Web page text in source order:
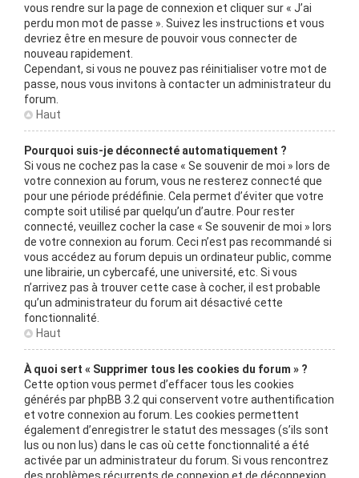
vous rendre sur la page de connexion et cliquer sur « J’ai
perdu mon mot de passe ». Suivez les instructions et vous
devriez être en mesure de pouvoir vous connecter de
nouveau rapidement.
Cependant, si vous ne pouvez pas réinitialiser votre mot de
passe, nous vous invitons à contacter un administrateur du
forum.
Haut
Pourquoi suis-je déconnecté automatiquement ?
Si vous ne cochez pas la case « Se souvenir de moi » lors de
votre connexion au forum, vous ne resterez connecté que
pour une période prédéfinie. Cela permet d’éviter que votre
compte soit utilisé par quelqu’un d’autre. Pour rester
connecté, veuillez cocher la case « Se souvenir de moi » lors
de votre connexion au forum. Ceci n’est pas recommandé si
vous accédez au forum depuis un ordinateur public, comme
une librairie, un cybercafé, une université, etc. Si vous
n’arrivez pas à trouver cette case à cocher, il est probable
qu’un administrateur du forum ait désactivé cette
fonctionnalité.
Haut
À quoi sert « Supprimer tous les cookies du forum » ?
Cette option vous permet d’effacer tous les cookies
générés par phpBB 3.2 qui conservent votre authentification
et votre connexion au forum. Les cookies permettent
également d’enregistrer le statut des messages (s’ils sont
lus ou non lus) dans le cas où cette fonctionnalité a été
activée par un administrateur du forum. Si vous rencontrez